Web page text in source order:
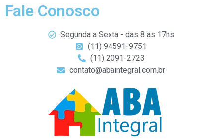
Fale Conosco
Segunda a Sexta - das 8 as 17hs
(11) 94591-9751
(11) 2091-2723
contato@abaintegral.com.br